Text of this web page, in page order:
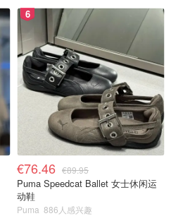
6
€76.46 €89.95
Puma Speedcat Ballet 女士休闲运
动鞋
Puma 886人感兴趣